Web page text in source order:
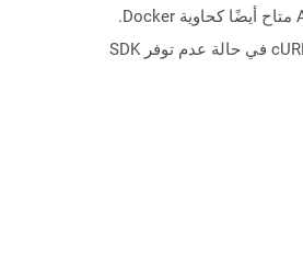
Aspose.Total Cloud متاح أيضًا كحاوية Docker.
حاول استخدامه مع cURL في حالة عدم توفر SDK